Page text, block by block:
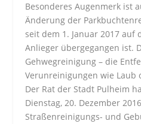
Besonderes Augenmerk ist
Änderung der
seit dem 1. Januar 2017 auf
Anlieger übergegangen ist.
Gehwegreinigung – die
Verunreinigungen wie Laub
Der Rat der Stadt Pulheim
Dienstag, 20. Dezember
Straßenreinigungs- und